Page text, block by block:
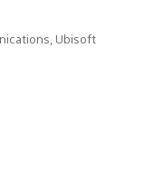
Ubisoft